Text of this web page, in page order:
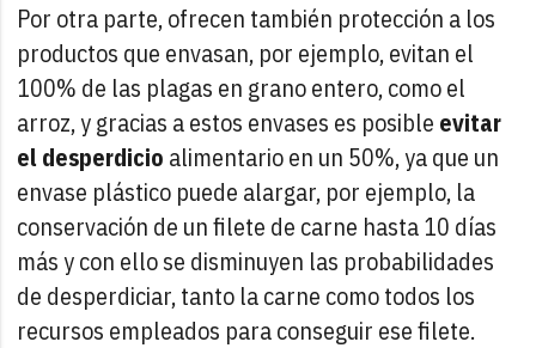
Por otra parte, ofrecen también protección a los
productos que envasan, por ejemplo, evitan el
100% de las plagas en grano entero, como el
arroz, y gracias a estos envases es posible evitar
el desperdicio alimentario en un 50%, ya que un
envase plástico puede alargar, por ejemplo, la
conservación de un filete de carne hasta 10 días
más y con ello se disminuyen las probabilidades
de desperdiciar, tanto la carne como todos los
recursos empleados para conseguir ese filete.